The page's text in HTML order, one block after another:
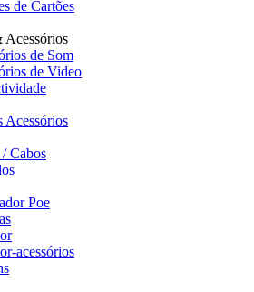
de Cartões
Acessórios
de Som
de Video
Acessórios
/ Cabos
Poe
acessórios